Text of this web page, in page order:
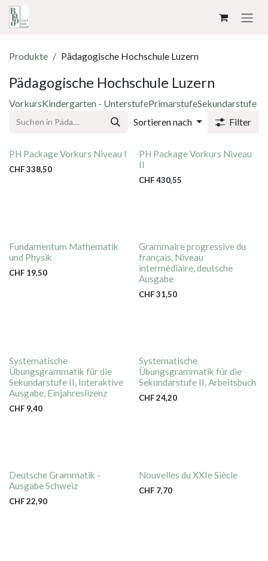
Produkte Pädagogische Hochschule Luzern
Pädagogische Hochschule Luzern
VorkursKindergarten - UnterstufePrimarstufeSekundarstufe
Sortieren nach
Filter
PH Package Vorkurs Niveau I
CHF338,50
PH Package Vorkurs Niveau
II
CHF430,55
Fundamentum Mathematik
und Physik
CHF 19,50
Grammaire progressive du
français, Niveau
intermédiaire, deutsche
Ausgabe
CHF31,50
Systematische
Übungsgrammatik für die
Sekundarstufe II, Interaktive
Ausgabe, Einjahreslizenz
CHF 9,40
Systematische
Übungsgrammatik für die
Sekundarstufe II, Arbeitsbuch
CHF24,20
Deutsche Grammatik -
Ausgabe Schweiz
CHF22,90
Nouvelles du XXIe Siècle
CHF 7,70